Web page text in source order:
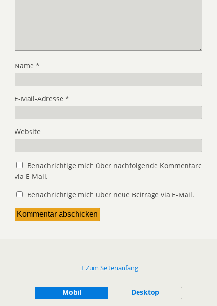
Name *
E-Mail-Adresse *
Website
Benachrichtige mich über nachfolgende Kommentare
via E-Mail.
Benachrichtige mich über neue Beiträge via E-Mail.
Zum Seitenanfang
Mobil Desktop